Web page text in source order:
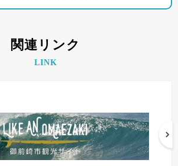
関連リンク
LINK